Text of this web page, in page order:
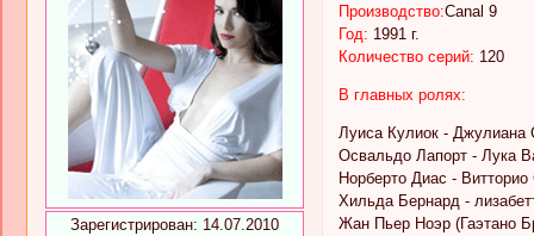
Зарегистрирован: 14.07.2010
Производство:Canal 9
Год: 1991 г.
Количество серий: 120
В главных ролях:
Луиса Кулиок - Джулиана
Освальдо Лапорт - Лука
Норберто Диас -
Хильда Бернард -
Жан Пьер Ноэр (Гаэтано